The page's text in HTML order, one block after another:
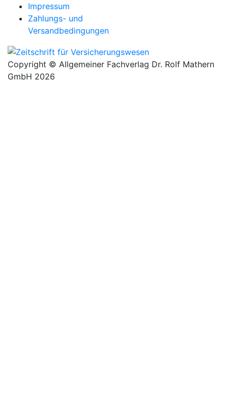
Impressum
Zahlungs- und
Versandbedingungen
Copyright © Allgemeiner Fachverlag Dr. Rolf Mathern
GmbH 2026